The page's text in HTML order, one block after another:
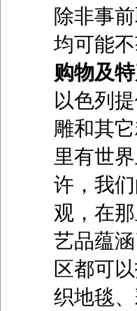
除非事
均可能不
购物及
以色列
雕和其
里有世
许，我
观，在
艺品蕴
区都可
织地毯